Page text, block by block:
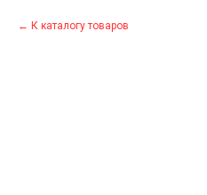
К каталогу товаров